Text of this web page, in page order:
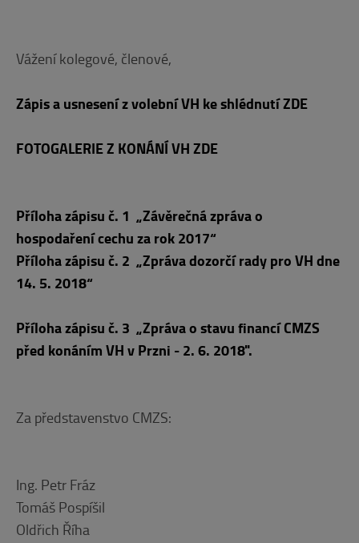
Vážení kolegové, členové,
Zápis a usnesení z volební VH ke shlédnutí ZDE
FOTOGALERIE Z KONÁNÍ VH ZDE
Příloha zápisu č. 1 „Závěrečná zpráva o
hospodaření cechu za rok 2017“
Příloha zápisu č. 2 „Zpráva dozorčí rady pro VH dne
14. 5. 2018“
Příloha zápisu č. 3 „Zpráva o stavu financí CMZS
před konáním VH v Przni - 2. 6. 2018".
Za představenstvo CMZS:
Ing. Petr Fráz
Tomáš Pospíšil
Oldřich Říha